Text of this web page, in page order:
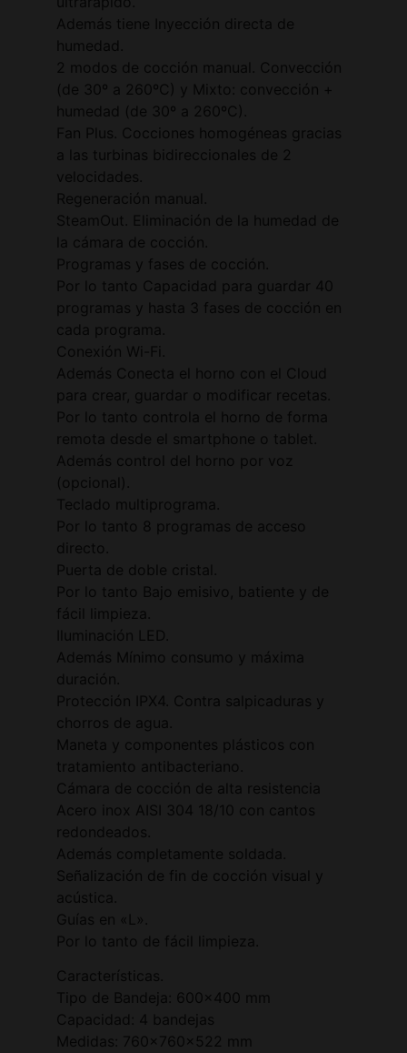
Además tiene Inyección directa de
humedad.
2 modos de cocción manual. Convección
(de 30º a 260ºC) y Mixto: convección +
humedad (de 30º a 260ºC).
Fan Plus. Cocciones homogéneas gracias
a las turbinas bidireccionales de 2
velocidades.
Regeneración manual.
SteamOut. Eliminación de la humedad de
la cámara de cocción.
Programas y fases de cocción.
Por lo tanto Capacidad para guardar 40
programas y hasta 3 fases de cocción en
cada programa.
Conexión Wi-Fi.
Además Conecta el horno con el Cloud
para crear, guardar o modificar recetas.
Por lo tanto controla el horno de forma
remota desde el smartphone o tablet.
Además control del horno por voz
(opcional).
Teclado multiprograma.
Por lo tanto 8 programas de acceso
directo.
Puerta de doble cristal.
Por lo tanto Bajo emisivo, batiente y de
fácil limpieza.
Iluminación LED.
Además Mínimo consumo y máxima
duración.
Protección IPX4. Contra salpicaduras y
chorros de agua.
Maneta y componentes plásticos con
tratamiento antibacteriano.
Cámara de cocción de alta resistencia
Acero inox AISI 304 18/10 con cantos
redondeados.
Además completamente soldada.
Señalización de fin de cocción visual y
acústica.
Guías en «L».
Por lo tanto de fácil limpieza.
Características.
Tipo de Bandeja: 600×400 mm
Capacidad: 4 bandejas
Medidas: 760x760x522 mm